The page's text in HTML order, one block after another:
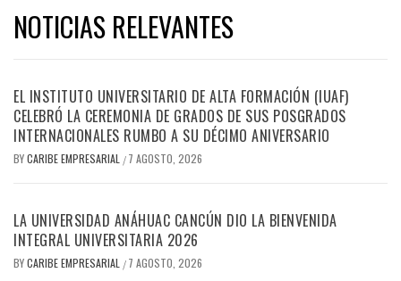
NOTICIAS RELEVANTES
EL INSTITUTO UNIVERSITARIO DE ALTA FORMACIÓN (IUAF)
CELEBRÓ LA CEREMONIA DE GRADOS DE SUS POSGRADOS
INTERNACIONALES RUMBO A SU DÉCIMO ANIVERSARIO
BYCARIBE EMPRESARIAL / 7 AGOSTO, 2026
LA UNIVERSIDAD ANÁHUAC CANCÚN DIO LA BIENVENIDA
INTEGRAL UNIVERSITARIA 2026
BYCARIBE EMPRESARIAL / 7 AGOSTO, 2026